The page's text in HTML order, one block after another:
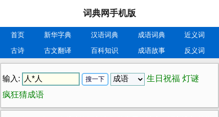
词典网手机版
首页 新华字典 汉语词典 成语词典
近义词
古诗
古文翻译 百科知识 成语故事 反义词
输入: 生日祝福 灯谜
疯狂猜成语